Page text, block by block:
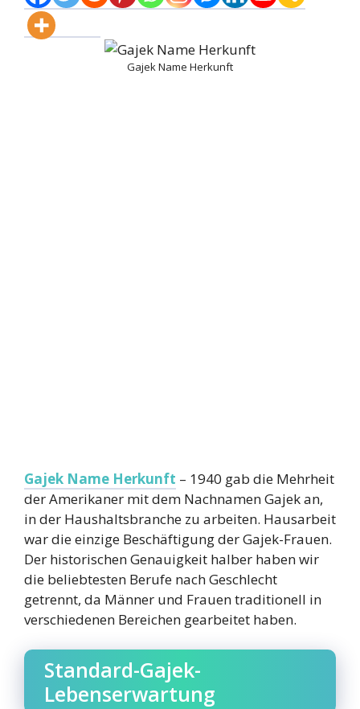
Gajek Name Herkunft
Gajek Name Herkunft – 1940 gab die Mehrheit
der Amerikaner mit dem Nachnamen Gajek an,
in der Haushaltsbranche zu arbeiten. Hausarbeit
war die einzige Beschäftigung der Gajek-Frauen.
Der historischen Genauigkeit halber haben wir
die beliebtesten Berufe nach Geschlecht
getrennt, da Männer und Frauen traditionell in
verschiedenen Bereichen gearbeitet haben.
Standard-Gajek-
Lebenserwartung